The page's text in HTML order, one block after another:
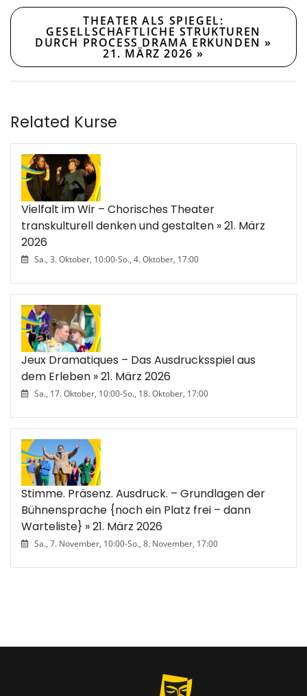
THEATER ALS SPIEGEL:
GESELLSCHAFTLICHE STRUKTUREN
DURCH PROCESS DRAMA ERKUNDEN »
21. MÄRZ 2026»
Related Kurse
Vielfalt im Wir – Chorisches Theater
transkulturell denken und gestalten » 21. März
2026
Sa., 3. Oktober, 10:00-So., 4. Oktober, 17:00
Jeux Dramatiques – Das Ausdrucksspiel aus
dem Erleben » 21. März 2026
Sa., 17. Oktober, 10:00-So., 18. Oktober, 17:00
Stimme. Präsenz. Ausdruck. – Grundlagen der
Bühnensprache {noch ein Platz frei – dann
Warteliste} » 21. März 2026
Sa., 7. November, 10:00-So., 8. November, 17:00